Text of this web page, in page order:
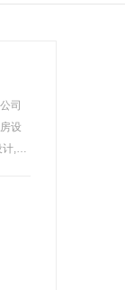
司
设
,销
大
牌.